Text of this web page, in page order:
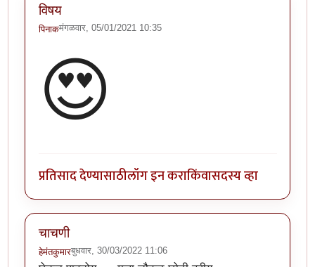
विषय
पिनाकमंगळवार, 05/01/2021 10:35
😍
प्रतिसाद देण्यासाठीलॉग इन कराकिंवासदस्य व्हा
चाचणी
हेमंतकुमारबुधवार, 30/03/2022 11:06